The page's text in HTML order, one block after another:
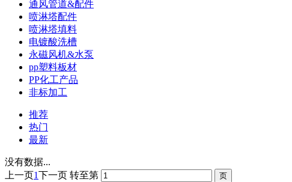
通风管道&配件
喷淋塔配件
喷淋塔填料
电镀酸洗槽
永磁风机&水泵
pp塑料板材
PP化工产品
非标加工
推荐
热门
最新
没有数据...
上一页1下一页 转至第